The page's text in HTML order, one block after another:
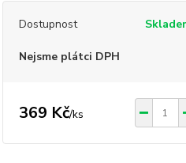
Dostupnost
Nejsme plátci DPH
369 Kč/ks